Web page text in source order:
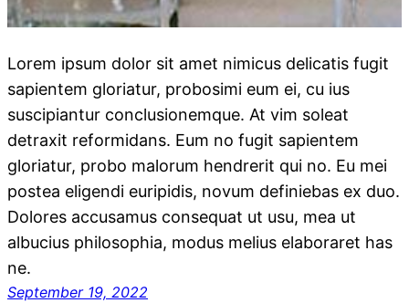
Lorem ipsum dolor sit amet nimicus delicatis fugit
sapientem gloriatur, probosimi eum ei, cu ius
suscipiantur conclusionemque. At vim soleat
detraxit reformidans. Eum no fugit sapientem
gloriatur, probo malorum hendrerit qui no. Eu mei
postea eligendi euripidis, novum definiebas ex duo.
Dolores accusamus consequat ut usu, mea ut
albucius philosophia, modus melius elaboraret has
ne.
September 19, 2022